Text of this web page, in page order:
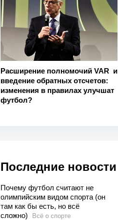
Расширение полномочий VAR и
введение обратных отсчетов:
изменения в правилах улучшат
футбол?
Последние новости
Почему футбол считают не
олимпийским видом спорта (он
там как бы есть, но всё
сложно)
Всё о спорте